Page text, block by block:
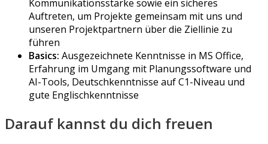
Kommunikationsstärke sowie ein sicheres
Auftreten, um Projekte gemeinsam mit uns und
unseren Projektpartnern über die Ziellinie zu
führen
Basics: Ausgezeichnete Kenntnisse in MS Office,
Erfahrung im Umgang mit Planungssoftware und
AI-Tools, Deutschkenntnisse auf C1-Niveau und
gute Englischkenntnisse
Darauf kannst du dich freuen